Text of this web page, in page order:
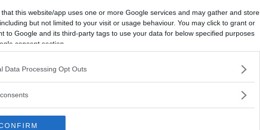
that this website/app uses one or more Google services and may gather and store
but not limited to your visit or usage behaviour. You may click to grant or
to Google and its third-party tags to use your data for below specified purposes
consent section.
Data Processing Opt Outs2010-11-30 01:18
Vill du bli
medlem?